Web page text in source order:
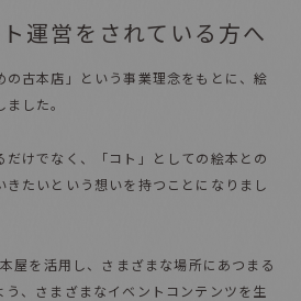
運営をされている方へ
の古本店」という事業理念をもとに、絵
した。
けでなく、
「コト」としての絵本との
たいという想いを持つことになりまし
屋を活用し、さまざまな場所にあつまる
、 さまざまなイベントコンテンツを生